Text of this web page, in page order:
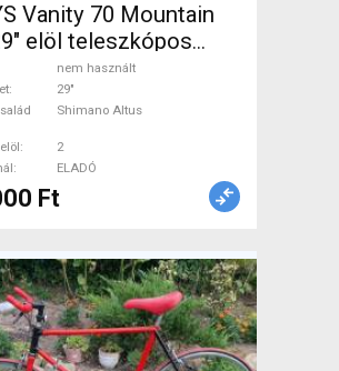
Vanity 70 Mountain
elöl teleszkópos
Altus nem használt
nem használt
29"
Shimano Altus
2
ELADÓ
Ft